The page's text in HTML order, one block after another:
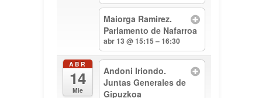
Maiorga Ramirez.
Parlamento de Nafarroa
abr 13 @ 15:15 – 16:30
ABR
14
Mie
Andoni Iriondo.
Juntas Generales de
Gipuzkoa